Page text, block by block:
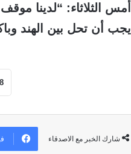
أمس الثلاثاء: “لدينا
يجب أن تحل بين الهند
شارك الخبر مع الاصدقاء